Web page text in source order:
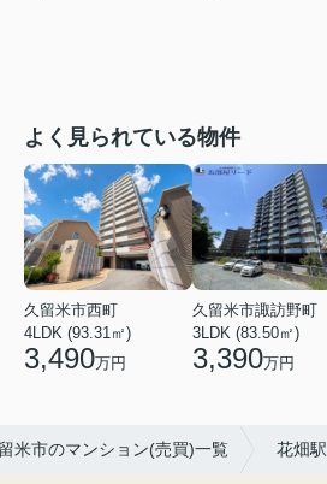
よく見られている物件
久留米市西町
4LDK (93.31㎡)
3,490万円
久留米市諏訪野町
3LDK (83.50㎡)
3,390万円
米市のマンション(売買)一覧 花畑駅